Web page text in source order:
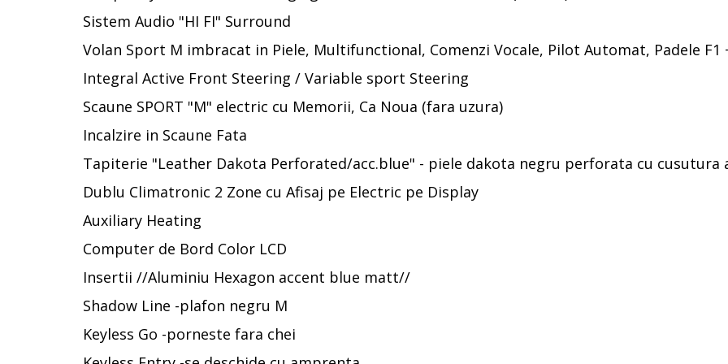
Sistem Audio "HI FI" Surround
Volan Sport M imbracat in Piele, Multifunctional, Comenzi Vocale, Pilot Automat, Padele F1
Integral Active Front Steering / Variable sport Steering
Scaune SPORT "M" electric cu Memorii, Ca Noua (fara uzura)
Incalzire in Scaune Fata
Tapiterie "Leather Dakota Perforated/acc.blue" - piele dakota negru perforata cu cusutura
Dublu Climatronic 2 Zone cu Afisaj pe Electric pe Display
Auxiliary Heating
Computer de Bord Color LCD
Insertii //Aluminiu Hexagon accent blue matt//
Shadow Line -plafon negru M
Keyless Go -porneste fara chei